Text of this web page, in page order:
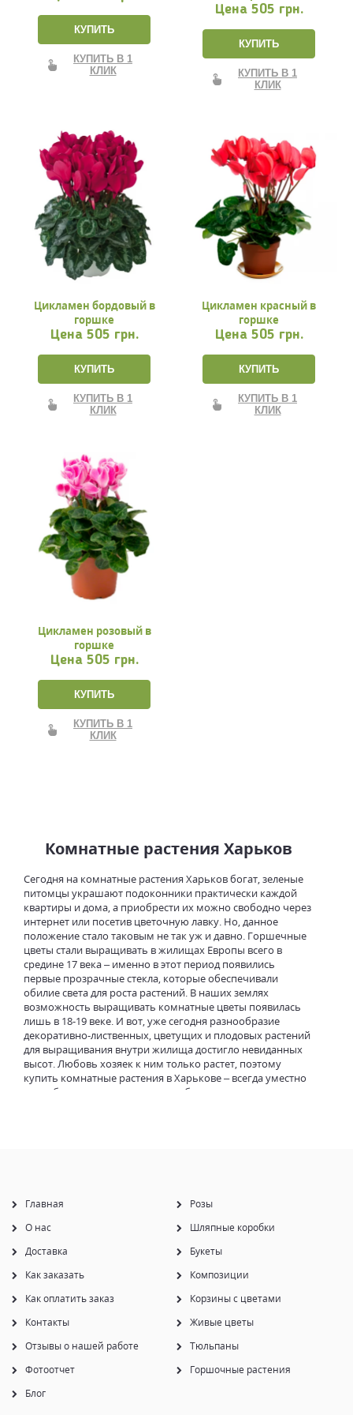
КУПИТЬ
КУПИТЬ В 1
КЛИК
Цена 505 грн.
КУПИТЬ
КУПИТЬ В 1
КЛИК
Цикламен бордовый в
горшке
Цена 505 грн.
КУПИТЬ
КУПИТЬ В 1
КЛИК
Цикламен красный в
горшке
Цена 505 грн.
КУПИТЬ
КУПИТЬ В 1
КЛИК
Цикламен розовый в
горшке
Цена 505 грн.
КУПИТЬ
КУПИТЬ В 1
КЛИК
Комнатные растения Харьков
Сегодня на комнатные растения Харьков богат, зеленые
питомцы украшают подоконники практически каждой
квартиры и дома, а приобрести их можно свободно через
интернет или посетив цветочную лавку. Но, данное
положение стало таковым не так уж и давно. Горшечные
цветы стали выращивать в жилищах Европы всего в
средине 17 века – именно в этот период появились
первые прозрачные стекла, которые обеспечивали
обилие света для роста растений. В наших землях
возможность выращивать комнатные цветы появилась
лишь в 18-19 веке. И вот, уже сегодня разнообразие
декоративно-лиственных, цветущих и плодовых растений
для выращивания внутри жилища достигло невиданных
высот. Любовь хозяек к ним только растет, поэтому
купить комнатные растения в Харькове – всегда уместно
для себя или в качестве подарка близким и родным
роль в обустройстве помещения:
Обогащение воздуха кислородом;
человека;
Привносят в жилище или офис уют и свежесть;
Некоторые виды способны поглощать токсичные
вещества из воздуха;
статусности и престижности офисным и жилым
помещениям.
Каталог комнатных растений
Главная
О нас
Доставка
Как заказать
Как оплатить заказ
Контакты
Отзывы о нашей работе
Фотоотчет
Блог
Розы
Шляпные коробки
Букеты
Композиции
Корзины с цветами
Живые цветы
Тюльпаны
Горшочные растения